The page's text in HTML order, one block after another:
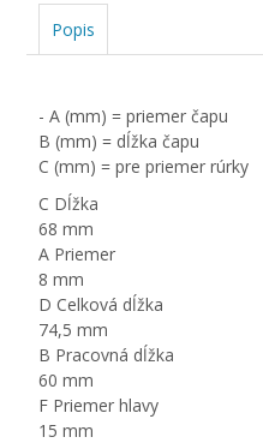
Popis
- A (mm) = priemer čapu
B (mm) = dĺžka čapu
C (mm) = pre priemer rúrky
C Dĺžka
68 mm
A Priemer
8 mm
D Celková dĺžka
74,5 mm
B Pracovná dĺžka
60 mm
F Priemer hlavy
15 mm